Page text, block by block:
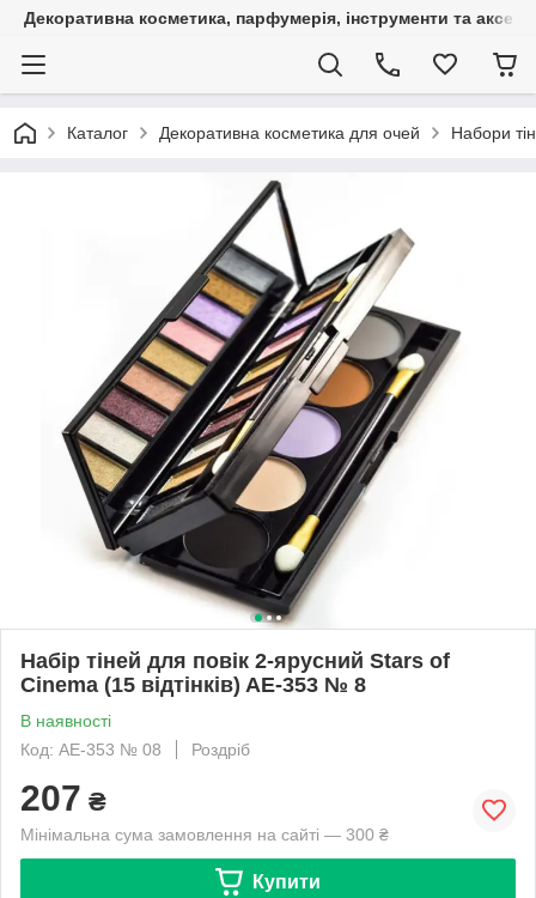
Декоративна косметика, парфумерія, інструменти та
Каталог Декоративна косметика для очей Набори
Набір тіней для повік 2-ярусний Stars of
Cinema (15 відтінків) AE-353 № 8
В наявності
Код: AE-353 № 08
Роздріб
207 ₴
Мінімальна сума замовлення на сайті — 300 ₴
Купити